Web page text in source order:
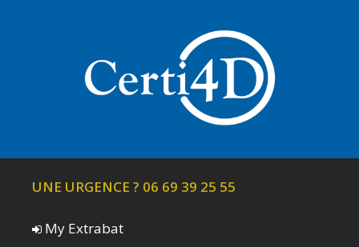
UNE URGENCE ? 06 69 39 25 55
My Extrabat